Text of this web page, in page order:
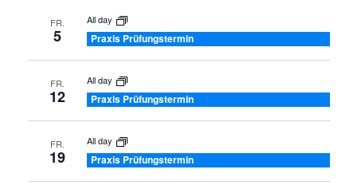
FR.
5
All day
Praxis Prüfungstermin
FR.
12
All day
Praxis Prüfungstermin
FR.
19
All day
Praxis Prüfungstermin